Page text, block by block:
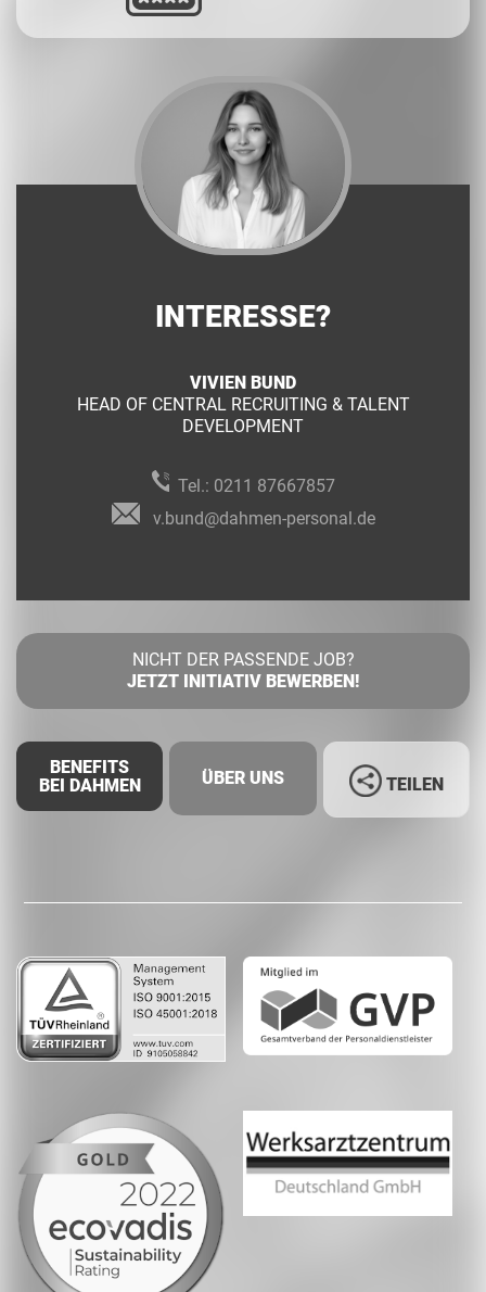
INTERESSE?
VIVIEN BUND
HEAD OF CENTRAL RECRUITING & TALENT
DEVELOPMENT
Tel.: 0211 87667857
v.bund@dahmen-personal.de
NICHT DER PASSENDE JOB?
JETZT INITIATIV BEWERBEN!
BENEFITS
BEI DAHMEN
ÜBER UNS TEILEN